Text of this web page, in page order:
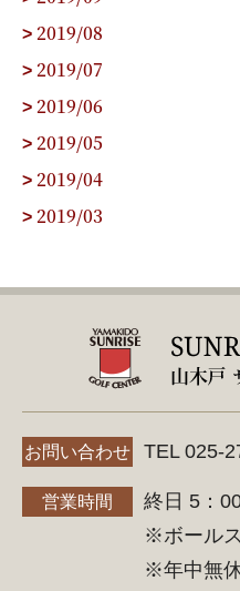
> 2019/08
> 2019/07
> 2019/06
> 2019/05
> 2019/04
> 2019/03
お問い合わせ TEL 025-
営業時間
終日 5：
※ボール
※年中無